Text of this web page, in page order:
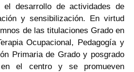
desarrollo de actividades de
y sensibilización. En virtud
de las titulaciones Grado en
Ocupacional, Pedagogía y
Primaria de Grado y posgrado
en el centro y se promueven